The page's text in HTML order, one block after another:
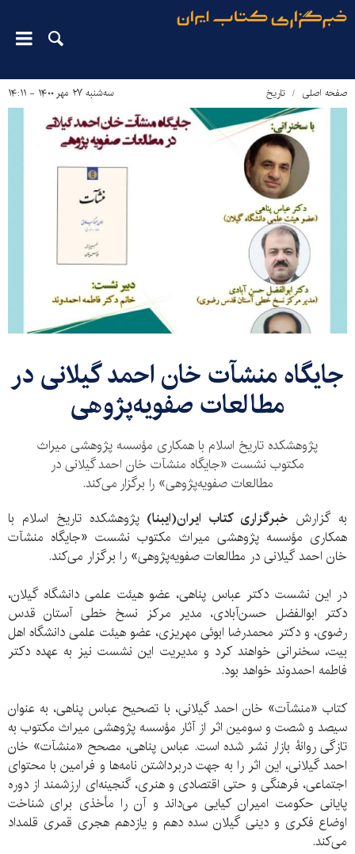
صفحه اصلی تاریخ سه‌شنبه ۲۷ مهر ۱۴۰۰ - ۱۴:۱۱
جایگاه منشآت خان احمد گیلانی در
مطالعات صفویه‌پژوهی
پژوهشکده تاریخ اسلام با همکاری مؤسسه پژوهشی میراث
مکتوب نشست «جایگاه منشآت خان احمد گیلانی در
مطالعات صفویه‌پژوهی» را برگزار می‌کند.
به گزارش خبرگزاری کتاب ایران(ایبنا) پژوهشکده تاریخ اسلام با
همکاری مؤسسه پژوهشی میراث مکتوب نشست «جایگاه منشآت
خان احمد گیلانی در مطالعات صفویه‌پژوهی» را برگزار می‌کند.
در این نشست دکتر عباس پناهی، عضو هیئت علمی دانشگاه گیلان،
دکتر ابوالفضل حسن‌آبادی، مدیر مرکز نسخ خطی آستان قدس
رضوی، و دکتر محمدرضا ابوئی مهریزی، عضو هیئت علمی دانشگاه اهل
بیت، سخنرانی خواهند کرد و مدیریت این نشست نیز به عهده دکتر
فاطمه احمدوند خواهد بود.
کتاب «منشآت» خان احمد گیلانی، با تصحیح عباس پناهی، به عنوان
سیصد و شصت و سومین اثر از آثار مؤسسه پژوهشی میراث مکتوب به
تازگی روانۀ بازار نشر شده است. عباس پناهی، مصحح «منشآت» خان
احمد گیلانی، این اثر را به جهت دربرداشتن نامه‌ها و فرامین با محتوای
اجتماعی، فرهنگی و حتی اقتصادی و هنری، گنجینه‌ای ارزشمند از دوره
پایانی حکومت امیران کیایی می‌داند و آن را مأخذی برای شناخت
اوضاع فکری و دینی گیلان سده دهم و یازدهم هجری قمری قلمداد
می‌کند.